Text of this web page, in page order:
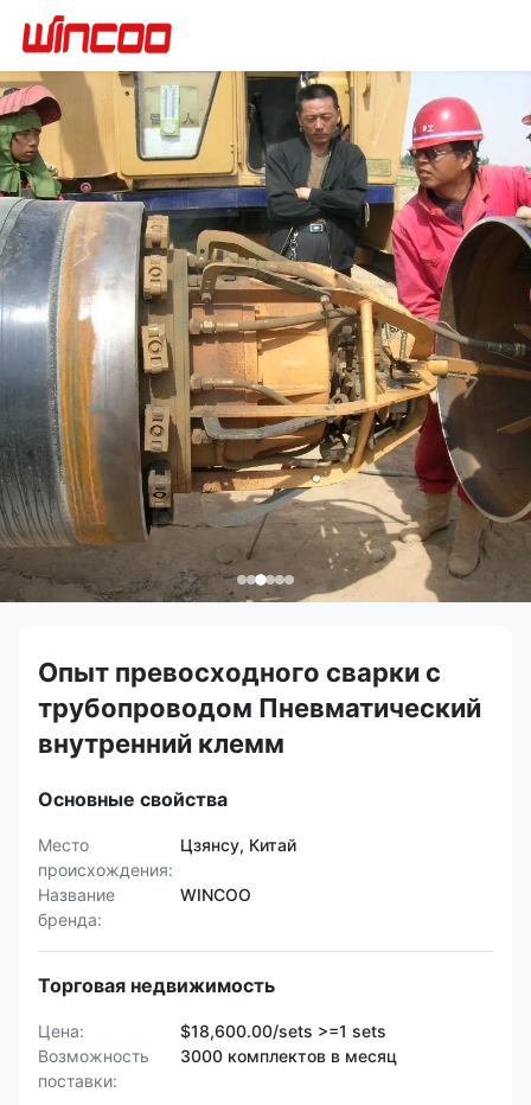
Опыт превосходного сварки с
трубопроводом Пневматический
внутренний клемм
Основные свойства
Место
происхождения:
Цзянсу, Китай
Название
бренда:
WINCOO
Торговая недвижимость
Цена:
$18,600.00/sets >=1 sets
Возможность
поставки:
3000 комплектов в месяц